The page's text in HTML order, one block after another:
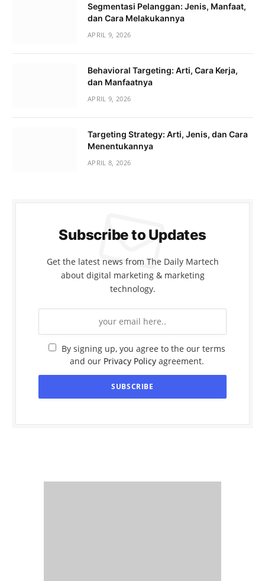
Segmentasi Pelanggan: Jenis, Manfaat,
dan Cara Melakukannya
APRIL 9, 2026
Behavioral Targeting: Arti, Cara Kerja,
dan Manfaatnya
APRIL 9, 2026
Targeting Strategy: Arti, Jenis, dan Cara
Menentukannya
APRIL 8, 2026
Subscribe to Updates
Get the latest news from The Daily Martech
about digital marketing & marketing
technology.
By signing up, you agree to the our terms
and our Privacy Policyagreement.